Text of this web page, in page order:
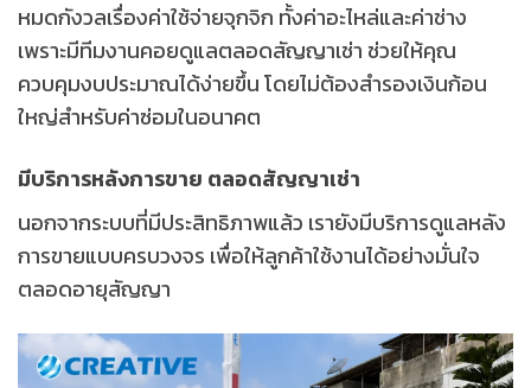
หมดกังวลเรื่องค่าใช้จ่ายจุกจิก ทั้งค่าอะไหล่และค่าช่าง
เพราะมีทีมงานคอยดูแลตลอดสัญญาเช่า ช่วยให้คุณ
ควบคุมงบประมาณได้ง่ายขึ้น โดยไม่ต้องสำรองเงินก้อน
ใหญ่สำหรับค่าซ่อมในอนาคต
มีบริการหลังการขาย ตลอดสัญญาเช่า
นอกจากระบบที่มีประสิทธิภาพแล้ว เรายังมีบริการดูแลหลัง
การขายแบบครบวงจร เพื่อให้ลูกค้าใช้งานได้อย่างมั่นใจ
ตลอดอายุสัญญา